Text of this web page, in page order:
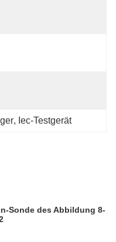
, Iec-Testgerät
Sonde des Abbildung 8-